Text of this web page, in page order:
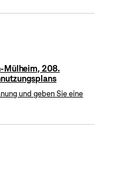
Mülheim, 208.
und geben Sie eine